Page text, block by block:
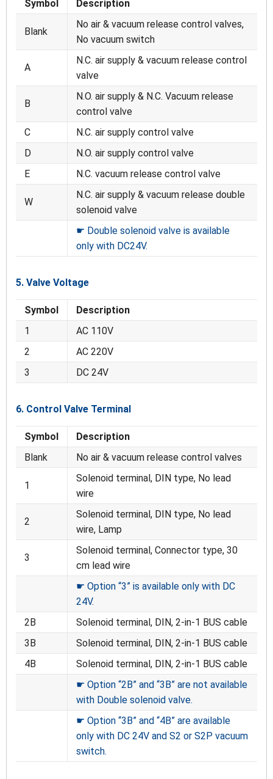
Symbol Description
Blank
No air & vacuum release control valves,
No vacuum switch
A
N.C. air supply & vacuum release control
valve
B
N.O. air supply & N.C. Vacuum release
control valve
C
N.C. air supply control valve
D
N.O. air supply control valve
E
N.C. vacuum release control valve
W
N.C. air supply & vacuum release double
solenoid valve
☛ Double solenoid valve is available
only with DC24V.
5. Valve Voltage
Symbol
Description
1
AC 110V
2
AC 220V
3
DC 24V
6. Control Valve Terminal
Symbol
Description
Blank
No air & vacuum release control valves
1
Solenoid terminal, DIN type, No lead
wire
2
Solenoid terminal, DIN type, No lead
wire, Lamp
3
Solenoid terminal, Connector type, 30
cm lead wire
☛ Option “3” is available only with DC
24V.
2B
Solenoid terminal, DIN, 2-in-1 BUS cable
3B
Solenoid terminal, DIN, 2-in-1 BUS cable
4B
Solenoid terminal, DIN, 2-in-1 BUS cable
☛ Option “2B” and “3B” are not available
with Double solenoid valve.
☛ Option “3B” and “4B” are available
only with DC 24V and S2 or S2P vacuum
switch.